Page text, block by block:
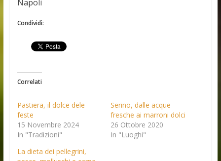
Napoli
Condividi:
Correlati
Pastiera, il dolce dele
feste
15 Novembre 2024
In "Tradizioni"
Serino, dalle acque
fresche ai marroni dolci
26 Ottobre 2020
In "Luoghi"
La dieta dei pellegrini,